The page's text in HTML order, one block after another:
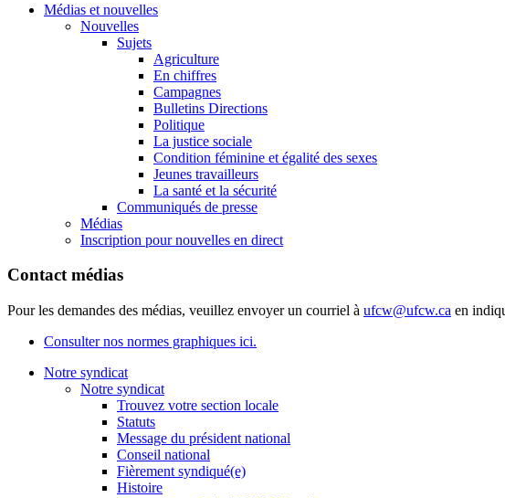
Médias et nouvelles
Nouvelles
Sujets
Agriculture
En chiffres
Campagnes
Bulletins Directions
Politique
La justice sociale
Condition féminine et égalité des sexes
Jeunes travailleurs
La santé et la sécurité
Communiqués de presse
Médias
Inscription pour nouvelles en direct
Contact médias
Pour les demandes des médias, veuillez envoyer un courriel à ufcw@ufcw.ca en
Consulter nos normes graphiques ici.
Notre syndicat
Notre syndicat
Trouvez votre section locale
Statuts
Message du président national
Conseil national
Fièrement syndiqué(e)
Histoire